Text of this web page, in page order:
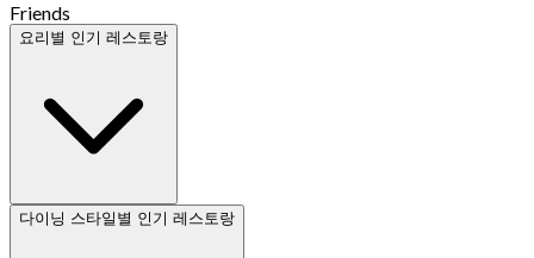
Friends
요리별 인기 레스토랑
다이닝 스타일별 인기 레스토랑